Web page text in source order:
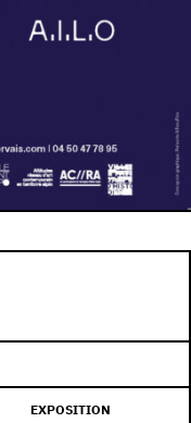
EXPOSITION